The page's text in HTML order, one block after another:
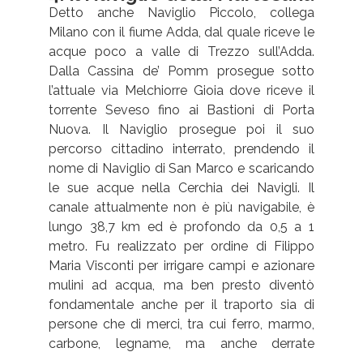
Detto anche Naviglio Piccolo, collega
Milano con il fiume Adda, dal quale riceve le
acque poco a valle di Trezzo sull’Adda.
Dalla Cassina de’ Pomm prosegue sotto
l’attuale via Melchiorre Gioia dove riceve il
torrente Seveso fino ai Bastioni di Porta
Nuova. Il Naviglio prosegue poi il suo
percorso cittadino interrato, prendendo il
nome di Naviglio di San Marco e scaricando
le sue acque nella Cerchia dei Navigli. Il
canale attualmente non è più navigabile, è
lungo 38,7 km ed è profondo da 0,5 a 1
metro. Fu realizzato per ordine di Filippo
Maria Visconti per irrigare campi e azionare
mulini ad acqua, ma ben presto diventò
fondamentale anche per il traporto sia di
persone che di merci, tra cui ferro, marmo,
carbone, legname, ma anche derrate